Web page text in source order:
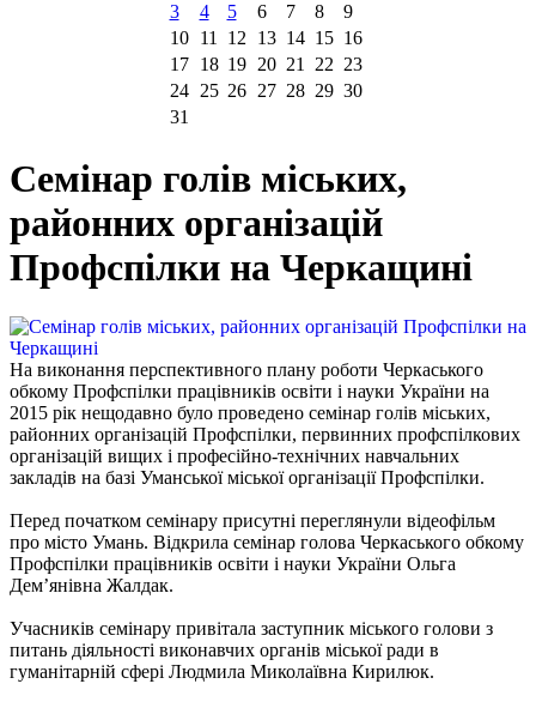
3
4 5 6 7 8
9
10
11 12 13 14 15 16
17
18 19 20 21 22 23
24
25 26 27 28 29 30
31
Семінар голів міських,
районних організацій
Профспілки на Черкащині
На виконання перспективного плану роботи Черкаського
обкому Профспілки працівників освіти і науки України на
2015 рік нещодавно було проведено семінар голів міських,
районних організацій Профспілки, первинних профспілкових
організацій вищих і професійно-технічних навчальних
закладів на базі Уманської міської організації Профспілки.
Перед початком семінару присутні переглянули відеофільм
про місто Умань. Відкрила семінар голова Черкаського обкому
Профспілки працівників освіти і науки України Ольга
Дем’янівна Жалдак.
Учасників семінару привітала заступник міського голови з
питань діяльності виконавчих органів міської ради в
гуманітарній сфері Людмила Миколаївна Кирилюк.